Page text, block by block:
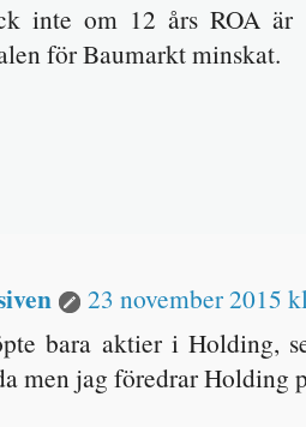
inte om 12 års ROA är
för Baumarkt minskat.
23 november 2015
bara aktier i Holding,
men jag föredrar Holding